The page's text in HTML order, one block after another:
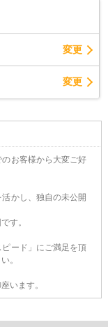
変更
変更
お客様から大変ご好
かし、独自の未公開
す。
ード」にご満足を頂
。
います。